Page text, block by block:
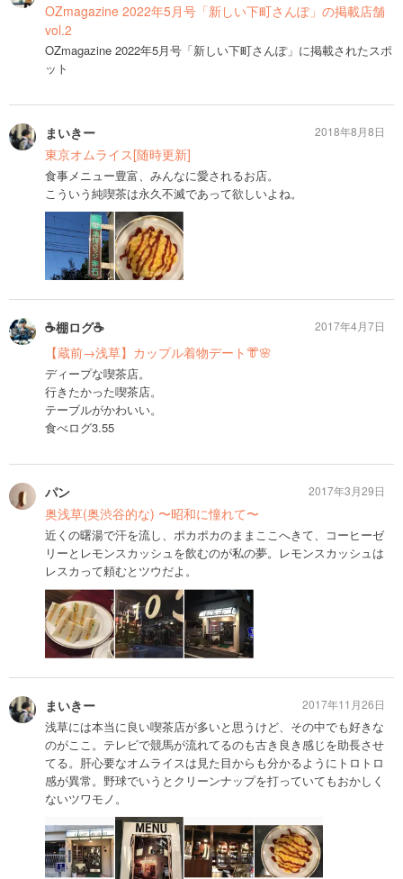
OZmagazine 2022年5月号「新しい下町さんぽ」の掲載店舗
vol.2
OZmagazine 2022年5月号「新しい下町さんぽ」に掲載されたスポ
ット
まいきー
東京オムライス[随時更新]
食事メニュー豊富、みんなに愛されるお店。
こういう純喫茶は永久不滅であって欲しいよね。
2018年8月8日
☕️棚ログ☕️
【蔵前→浅草】カップル着物デート👘🌸
ディープな喫茶店。
行きたかった喫茶店。
テーブルがかわいい。
食べログ3.55
2017年4月7日
パン
奥浅草(奥渋谷的な) 〜昭和に憧れて〜
近くの曙湯で汗を流し、ポカポカのままここへきて、コーヒーゼ
リーとレモンスカッシュを飲むのが私の夢。レモンスカッシュは
レスカって頼むとツウだよ。
2017年3月29日
まいきー
浅草には本当に良い喫茶店が多いと思うけど、その中でも好きな
のがここ。テレビで競馬が流れてるのも古き良き感じを助長させ
てる。肝心要なオムライスは見た目からも分かるようにトロトロ
感が異常。野球でいうとクリーンナップを打っていてもおかしく
ないツワモノ。
2017年11月26日